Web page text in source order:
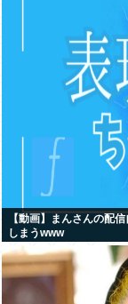
【動画】まんさんの配
しまうwww